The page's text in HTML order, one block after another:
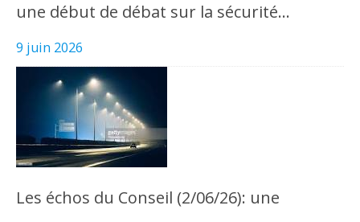
une début de débat sur la sécurité…
9 juin 2026
Les échos du Conseil (2/06/26): une